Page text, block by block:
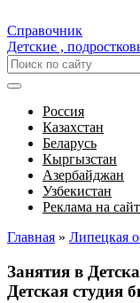
Справочник
Детские ,
Россия
Казахстан
Беларусь
Кыргызстан
Азербайджан
Узбекистан
Реклама на
Главная » Липецкая
Занятия в
Детская студия